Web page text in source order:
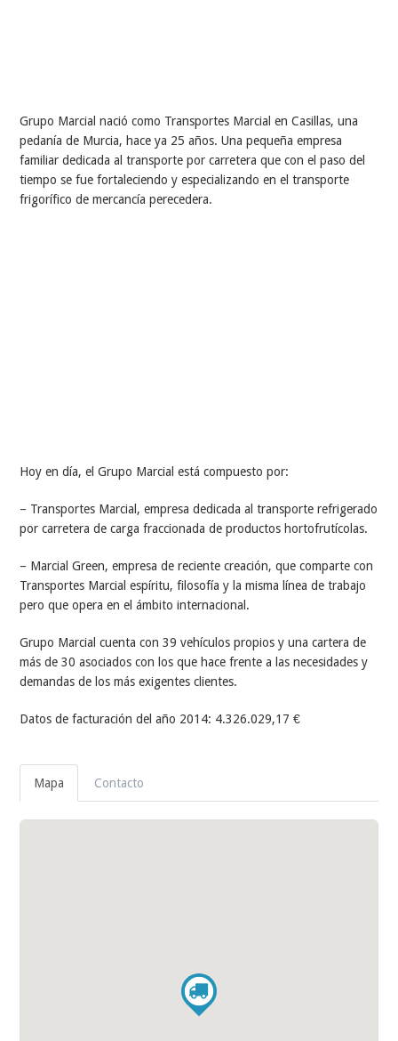
Grupo Marcial nació como Transportes Marcial en Casillas, una
pedanía de Murcia, hace ya 25 años. Una pequeña empresa
familiar dedicada al transporte por carretera que con el paso del
tiempo se fue fortaleciendo y especializando en el transporte
frigorífico de mercancía perecedera.
Hoy en día, el Grupo Marcial está compuesto por:
– Transportes Marcial, empresa dedicada al transporte refrigerado
por carretera de carga fraccionada de productos hortofrutícolas.
– Marcial Green, empresa de reciente creación, que comparte con
Transportes Marcial espíritu, filosofía y la misma línea de trabajo
pero que opera en el ámbito internacional.
Grupo Marcial cuenta con 39 vehículos propios y una cartera de
más de 30 asociados con los que hace frente a las necesidades y
demandas de los más exigentes clientes.
Datos de facturación del año 2014: 4.326.029,17 €
Mapa Contacto